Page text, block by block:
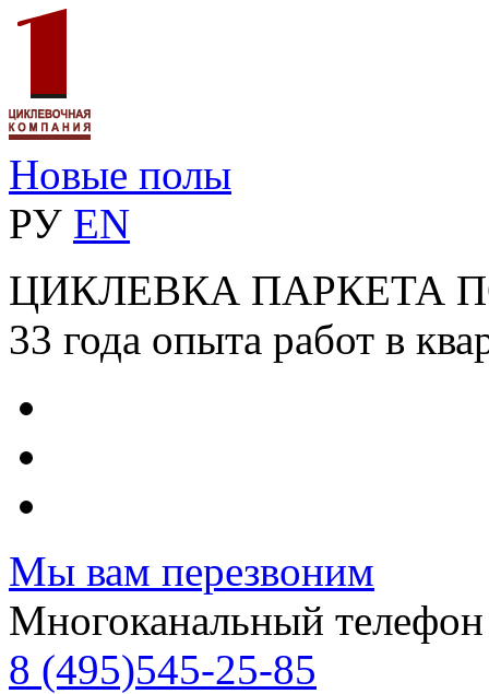
Новые полы
РУ EN
ЦИКЛЕВКА ПАРКЕТА
33 года опыта работ в
Мы вам перезвоним
Многоканальный телефон
8 (495)545-25-85